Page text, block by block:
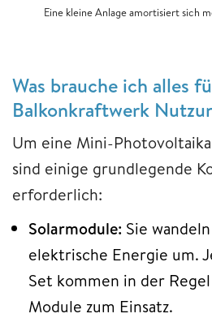
Eine kleine Anlage amortisiert sich
Was brauche ich alles
Balkonkraftwerk
Um eine Mini-
sind einige grundlegende
erforderlich:
Solarmodule: Sie
elektrische Energie um.
Set kommen in der
Module zum Einsatz.